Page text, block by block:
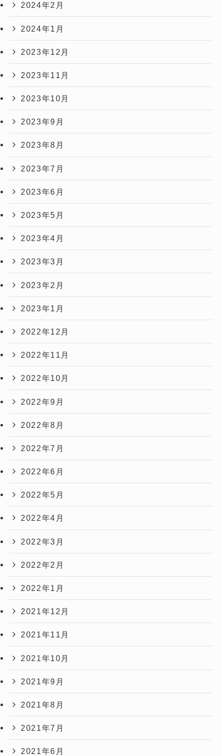
2024年2月
2024年1月
2023年12月
2023年11月
2023年10月
2023年9月
2023年8月
2023年7月
2023年6月
2023年5月
2023年4月
2023年3月
2023年2月
2023年1月
2022年12月
2022年11月
2022年10月
2022年9月
2022年8月
2022年7月
2022年6月
2022年5月
2022年4月
2022年3月
2022年2月
2022年1月
2021年12月
2021年11月
2021年10月
2021年9月
2021年8月
2021年7月
2021年6月